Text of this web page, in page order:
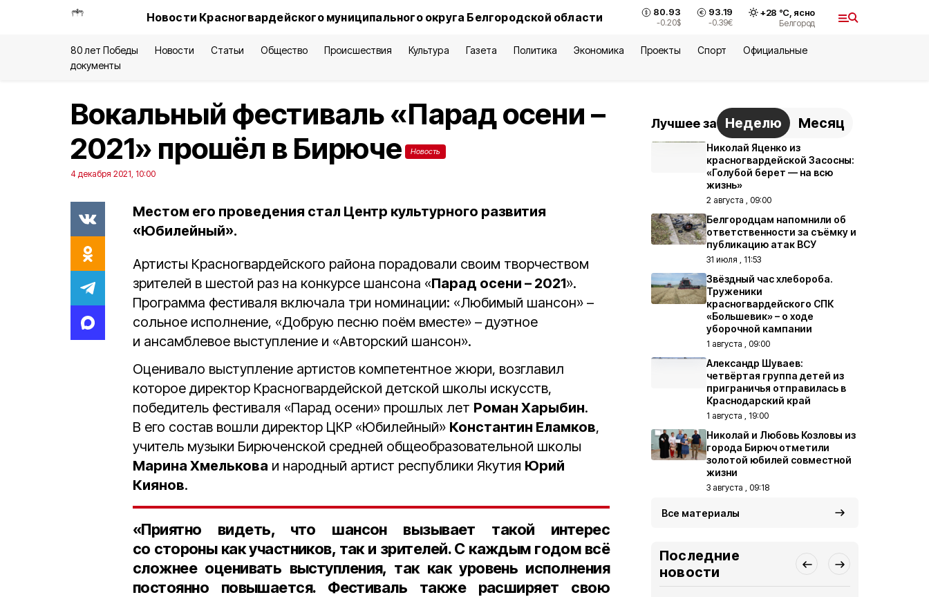
Новости Красногвардейского муниципального округа Белгородской области 80.93
-0.20$
93.19
-0.39€
+28 °С, ясно
Белгород
80 лет Победы Новости Статьи Общество Происшествия Культура Газета Политика Экономика Проекты Спорт
Официальные
документы
Вокальный фестиваль «Парад осени –
2021» прошёл в Бирюче
Новость
4 декабря 2021, 10:00
Местом его проведения стал Центр культурного развития
«Юбилейный».
Артисты Красногвардейского района порадовали своим творчеством
зрителей в шестой раз на конкурсе шансона «Парад осени – 2021».
Программа фестиваля включала три номинации: «Любимый шансон» –
сольное исполнение, «Добрую песню поём вместе» – дуэтное
и ансамблевое выступление и «Авторский шансон».
Оценивало выступление артистов компетентное жюри, возглавил
которое директор Красногвардейской детской школы искусств,
победитель фестиваля «Парад осени» прошлых лет Роман Харыбин.
В его состав вошли директор ЦКР «Юбилейный» Константин Еламков,
учитель музыки Бирюченской средней общеобразовательной школы
Марина Хмелькова и народный артист республики Якутия Юрий
Киянов.
«Приятно видеть, что шансон вызывает такой интерес
со стороны как участников, так и зрителей. С каждым годом всё
сложнее оценивать выступления, так как уровень исполнения
постоянно повышается. Фестиваль также расширяет свою
Лучшее за Неделю Месяц
Николай Яценко из
красногвардейской Засосны:
«Голубой берет — на всю
жизнь»
2 августа , 09:00
Белгородцам напомнили об
ответственности за съёмку и
публикацию атак ВСУ
31 июля , 11:53
Звёздный час хлебороба.
Труженики
красногвардейского СПК
«Большевик» – о ходе
уборочной кампании
1 августа , 09:00
Александр Шуваев:
четвёртая группа детей из
приграничья отправилась в
Краснодарский край
1 августа , 19:00
Николай и Любовь Козловы из
города Бирюч отметили
золотой юбилей совместной
жизни
3 августа , 09:18
Все материалы
Последние
новости